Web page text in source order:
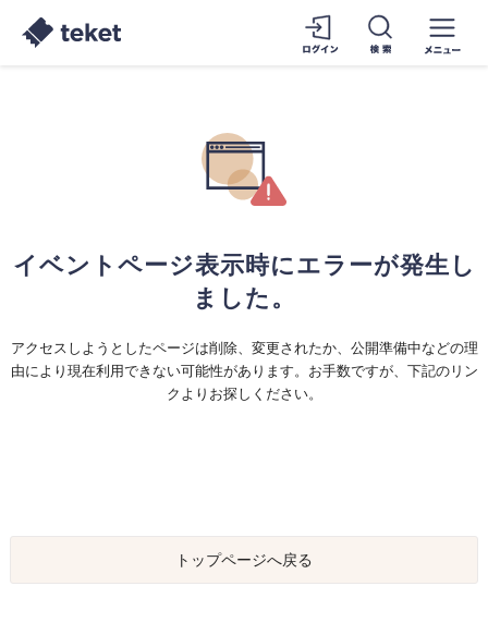
イベントページ表示時にエラーが発生し
ました。
アクセスしようとしたページは削除、変更されたか、公開準備中などの理
由により現在利用できない可能性があります。お手数ですが、下記のリン
クよりお探しください。
トップページへ戻る